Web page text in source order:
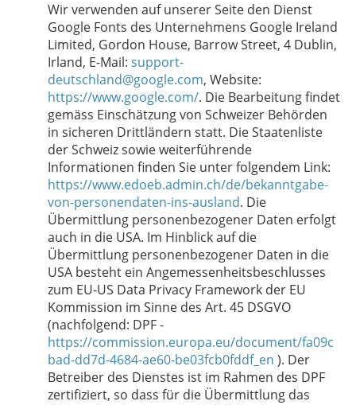
Wir verwenden auf unserer Seite den Dienst
Google Fonts des Unternehmens Google Ireland
Limited, Gordon House, Barrow Street, 4 Dublin,
Irland, E-Mail: support-
deutschland@google.com, Website:
https://www.google.com/. Die Bearbeitung findet
gemäss Einschätzung von Schweizer Behörden
in sicheren Drittländern statt. Die Staatenliste
der Schweiz sowie weiterführende
Informationen finden Sie unter folgendem Link:
https://www.edoeb.admin.ch/de/bekanntgabe-
von-personendaten-ins-ausland. Die
Übermittlung personenbezogener Daten erfolgt
auch in die USA. Im Hinblick auf die
Übermittlung personenbezogener Daten in die
USA besteht ein Angemessenheitsbeschlusses
zum EU-US Data Privacy Framework der EU
Kommission im Sinne des Art. 45 DSGVO
(nachfolgend: DPF -
https://commission.europa.eu/document/fa09c
bad-dd7d-4684-ae60-be03fcb0fddf_en ). Der
Betreiber des Dienstes ist im Rahmen des DPF
zertifiziert, so dass für die Übermittlung das